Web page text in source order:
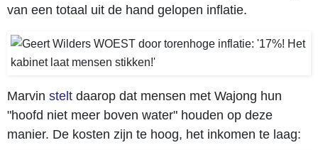
van een totaal uit de hand gelopen inflatie.
Marvin stelt daarop dat mensen met Wajong hun
"hoofd niet meer boven water" houden op deze
manier. De kosten zijn te hoog, het inkomen te laag: